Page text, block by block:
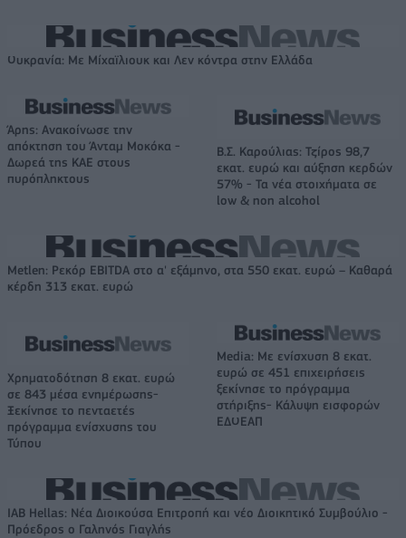
Ουκρανία: Με Μίχαϊλιουκ και Λεν κόντρα στην Ελλάδα
Άρης: Ανακοίνωσε την
απόκτηση του Άνταμ Μοκόκα -
Δωρεά της ΚΑΕ στους
πυρόπληκτους
Β.Σ. Καρούλιας: Τζίρος 98,7
εκατ. ευρώ και αύξηση κερδών
57% - Τα νέα στοιχήματα σε
low & non alcohol
Metlen: Ρεκόρ EBITDA στο α' εξάμηνο, στα 550 εκατ. ευρώ – Καθαρά
κέρδη 313 εκατ. ευρώ
Χρηματοδότηση 8 εκατ. ευρώ
σε 843 μέσα ενημέρωσης-
Ξεκίνησε το πενταετές
πρόγραμμα ενίσχυσης του
Τύπου
Media: Με ενίσχυση 8 εκατ.
ευρώ σε 451 επιχειρήσεις
ξεκίνησε το πρόγραμμα
στήριξης- Κάλυψη εισφορών
ΕΔΟΕΑΠ
IAB Hellas: Νέα Διοικούσα Επιτροπή και νέο Διοικητικό Συμβούλιο -
Πρόεδρος ο Γαληνός Γιαγλής